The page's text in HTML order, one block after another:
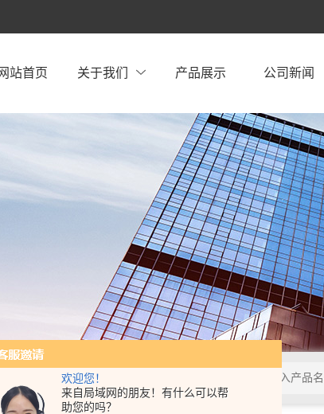
欢迎您！
来自局域网的朋友！有什么可以帮
助您的吗？
网站首页 关于我们 产品展示 公司新闻
，试剂盒，各类细